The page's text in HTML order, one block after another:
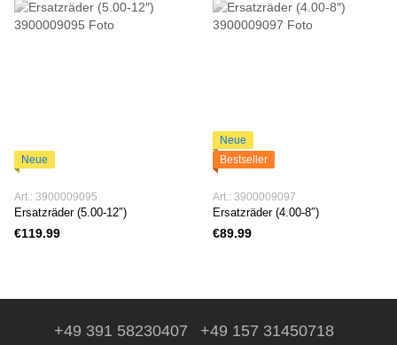
Neue
Art.: 3900009095
Ersatzräder (5.00-12″)
€119.99
Neue
Bestseller
Art.: 3900009097
Ersatzräder (4.00-8″)
€89.99
+49 391 58230407 +49 157 31450718